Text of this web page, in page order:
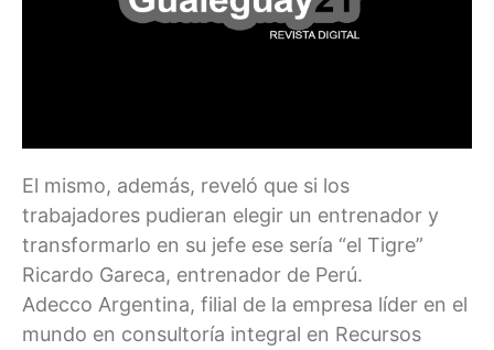
El mismo, además, reveló que si los
trabajadores pudieran elegir un entrenador y
transformarlo en su jefe ese sería “el Tigre”
Ricardo Gareca, entrenador de Perú.
Adecco Argentina, filial de la empresa líder en el
mundo en consultoría integral en Recursos